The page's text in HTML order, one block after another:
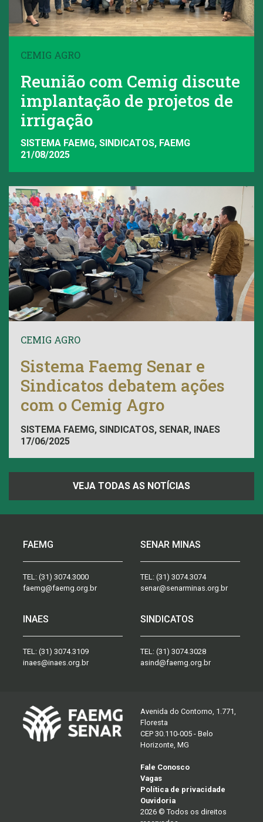
CEMIG AGRO
Reunião com Cemig discute
implantação de projetos de
irrigação
SISTEMA FAEMG, SINDICATOS, FAEMG
21/08/2025
CEMIG AGRO
Sistema Faemg Senar e
Sindicatos debatem ações
com o Cemig Agro
SISTEMA FAEMG, SINDICATOS, SENAR, INAES
17/06/2025
VEJA TODAS AS NOTÍCIAS
FAEMG
TEL: (31) 3074.3000
faemg@faemg.org.br
SENAR MINAS
TEL: (31) 3074.3074
senar@senarminas.org.br
INAES
TEL: (31) 3074.3109
inaes@inaes.org.br
SINDICATOS
TEL: (31) 3074.3028
asind@faemg.org.br
Avenida do Contorno, 1.771,
Floresta
CEP 30.110-005 - Belo
Horizonte, MG
Fale Conosco
Vagas
Política de privacidade
Ouvidoria
2026 © Todos os direitos